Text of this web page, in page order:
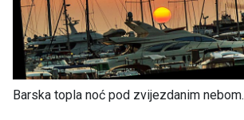
Barska topla noć pod zvijezdanim nebom.